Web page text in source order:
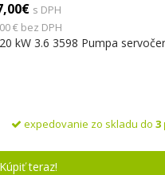
s DPH
€ bez DPH
kW 3.6 3598 Pumpa
expedovanie zo skladu do 3
teraz!